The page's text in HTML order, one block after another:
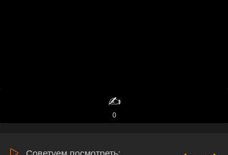
✍️
0